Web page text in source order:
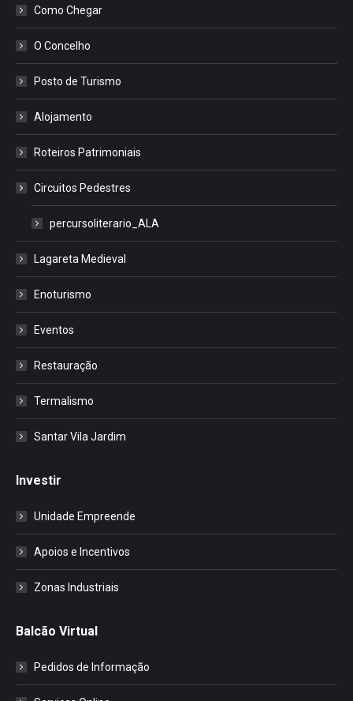
Como Chegar
O Concelho
Posto de Turismo
Alojamento
Roteiros Patrimoniais
Circuitos Pedestres
percursoliterario_ALA
Lagareta Medieval
Enoturismo
Eventos
Restauração
Termalismo
Santar Vila Jardim
Investir
Unidade Empreende
Apoios e Incentivos
Zonas Industriais
Balcão Virtual
Pedidos de Informação